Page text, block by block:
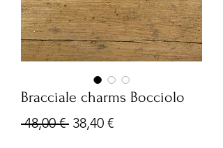
Bracciale charms Bocciolo
48,00 € Prezzo
38,40 €Prezzo